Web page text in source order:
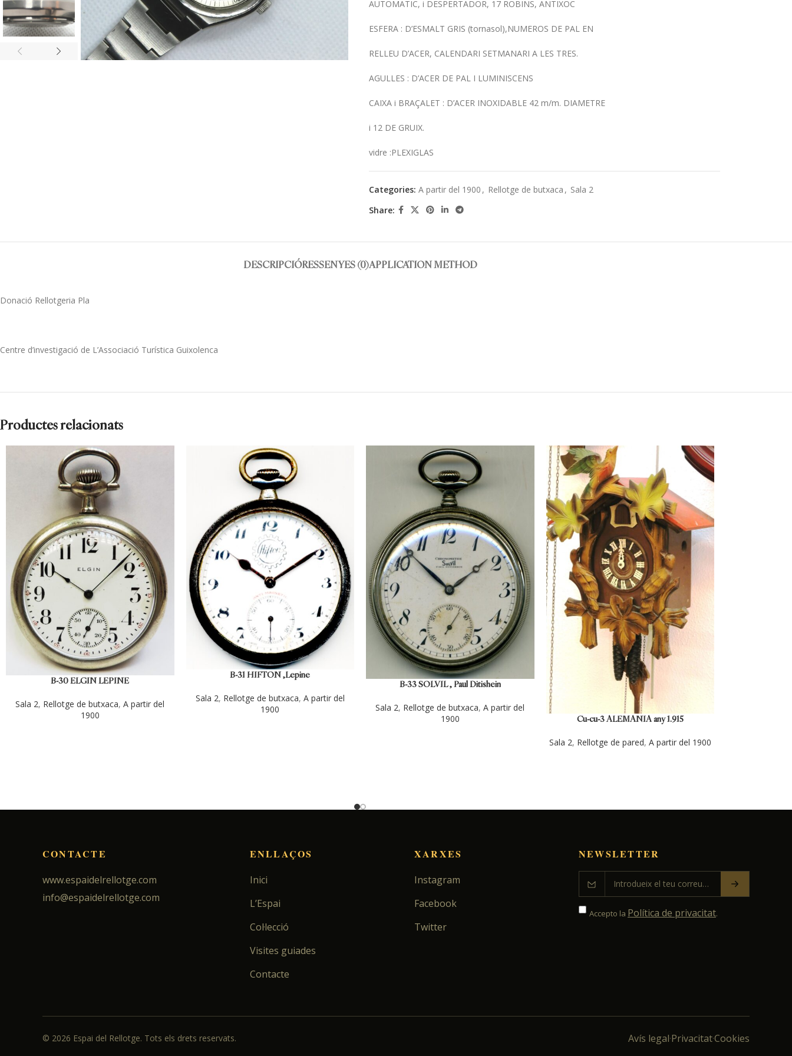
AUTOMATIC, i DESPERTADOR, 17 ROBINS, ANTIXOC
ESFERA : D’ESMALT GRIS (tornasol),NUMEROS DE PAL EN
RELLEU D’ACER, CALENDARI SETMANARI A LES TRES.
AGULLES : D’ACER DE PAL I LUMINISCENS
CAIXA i BRAÇALET : D’ACER INOXIDABLE 42 m/m. DIAMETRE
i 12 DE GRUIX.
vidre :PLEXIGLAS
Categories: A partir del 1900 , Rellotge de butxaca , Sala 2
Share:
DESCRIPCIÓRESSENYES (0)APPLICATION METHOD
Donació Rellotgeria Pla
Centre d’investigació de L’Associació Turística Guixolenca
Productes relacionats
B-30 ELGIN LEPINE
Sala 2, Rellotge de butxaca,A partir del
1900
B-31 HIFTON ,Lepine
Sala 2, Rellotge de butxaca, A partir del
1900
B-33 SOLVIL , Paul Ditishein
Sala 2, Rellotge de butxaca,A partir del
1900
Cu-cu-3 ALEMANIA any 1.915
Sala 2, Rellotge de pared, A partir del 1900
CONTACTE
www.espaidelrellotge.com
info@espaidelrellotge.com
ENLLAÇOS
Inici
L’Espai
Col·lecció
Visites guiades
Contacte
XARXES
Instagram
Facebook
Twitter
NEWSLETTER
Accepto la Política de privacitat.
© 2026 Espai del Rellotge. Tots els drets reservats. Avís legal·Privacitat·Cookies